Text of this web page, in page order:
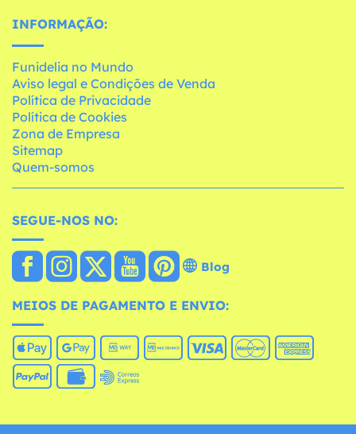
INFORMAÇÃO:
Funidelia no Mundo
Aviso legal e Condições de Venda
Política de Privacidade
Política de Cookies
Zona de Empresa
Sitemap
Quem-somos
SEGUE-NOS NO:
Blog
MEIOS DE PAGAMENTO E ENVIO: